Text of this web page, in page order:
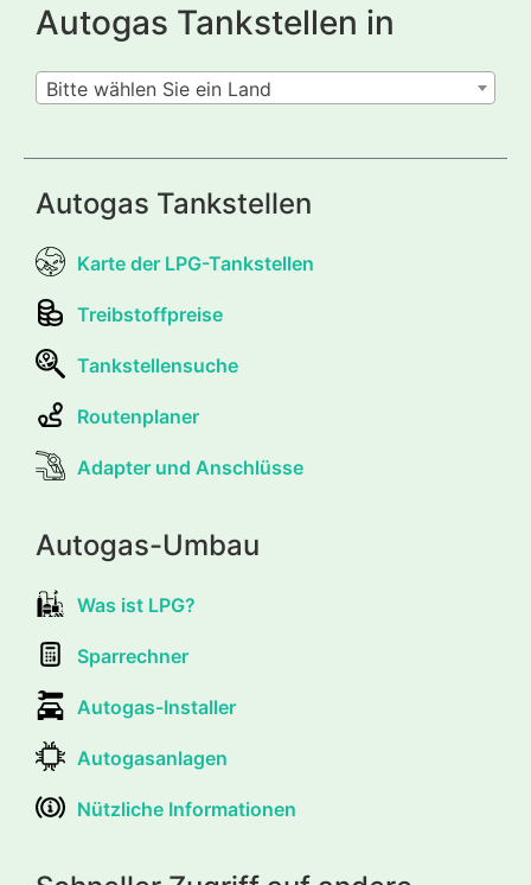
Autogas Tankstellen in
Bitte wählen Sie ein Land
Autogas Tankstellen
Karte der LPG-Tankstellen
Treibstoffpreise
Tankstellensuche
Routenplaner
Adapter und Anschlüsse
Autogas-Umbau
Was ist LPG?
Sparrechner
Autogas-Installer
Autogasanlagen
Nützliche Informationen